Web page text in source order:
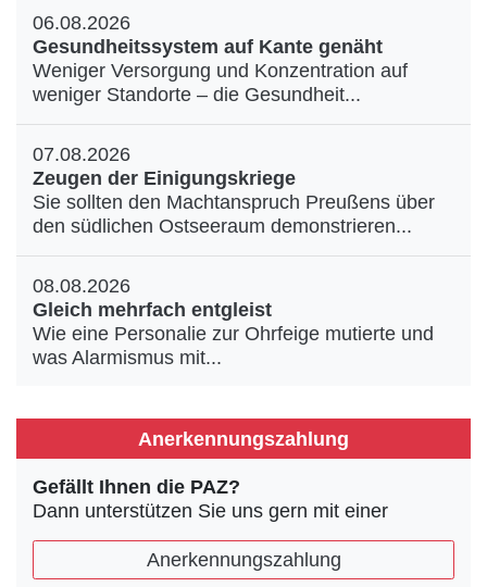
06.08.2026
Gesundheitssystem auf Kante genäht
Weniger Versorgung und Konzentration auf
weniger Standorte – die Gesundheit...
07.08.2026
Zeugen der Einigungskriege
Sie sollten den Machtanspruch Preußens über
den südlichen Ostseeraum demonstrieren...
08.08.2026
Gleich mehrfach entgleist
Wie eine Personalie zur Ohrfeige mutierte und
was Alarmismus mit...
Anerkennungszahlung
Gefällt Ihnen die PAZ?
Dann unterstützen Sie uns gern mit einer
Anerkennungszahlung